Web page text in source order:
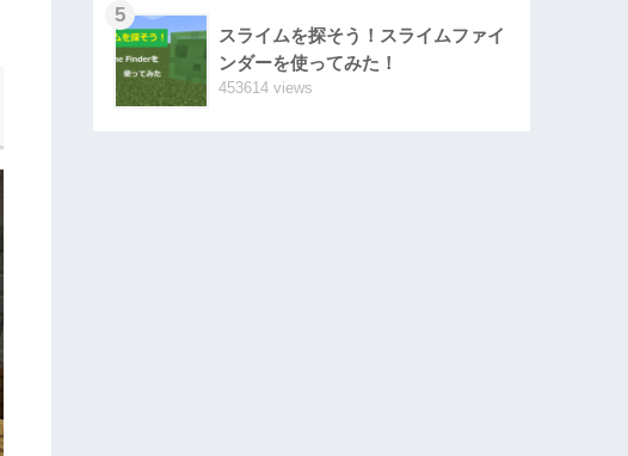
5
スライムを探そう！スライムファイ
ンダーを使ってみた！
453614 views